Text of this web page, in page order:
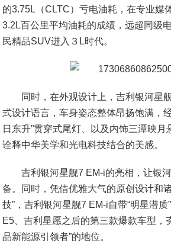
的3.75L（CLTC）亏电油耗，在专业媒
3.2L百公里平均油耗的成绩，远超同级
民精品SUV进入３L时代。
同时，在外观设计上，吉利银河星
式设计语言，车身姿态整体昂扬饱满，
日东升”贯穿式尾灯、以及内饰三潭映
诠释中华美学和光电科技结合的美感。
吉利银河星舰7 EM-i的亮相，让银
备。同时，凭借优雅大气的原创设计和
技”，吉利银河星舰7 EM-i自带“明星潜
E5、吉利星愿之后的第三款爆款车型，
品新能源引领者”的地位。